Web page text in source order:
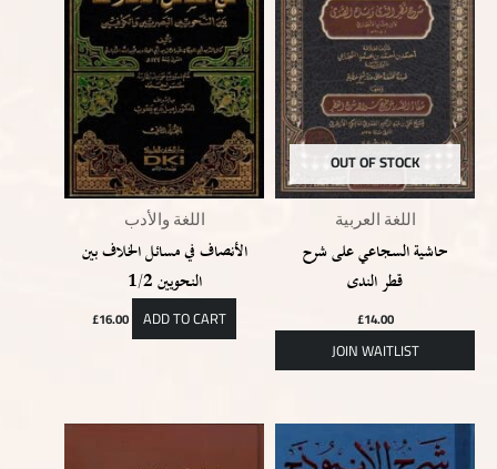
اللغة والأدب
الأنصاف في مسائل الخلاف بين
النحويين 1/2
£16.00 ADD TO CART
OUT OF STOCK
اللغة العربية
حاشية السجاعي على شرح
قطر الندى
£14.00